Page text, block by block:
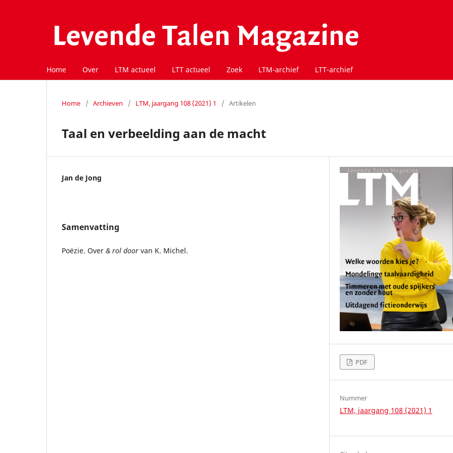
Home Over LTM actueel LTT actueel Zoek LTM-archief LTT-archief
Home / Archieven / LTM, jaargang 108 (2021) 1 / Artikelen
Taal en verbeelding aan de macht
Jan de Jong
Samenvatting
Poëzie. Over & rol door van K. Michel.
PDF
Nummer
LTM, jaargang 108 (2021) 1